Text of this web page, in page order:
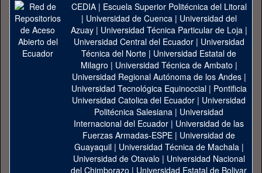
CEDIA| Escuela Superior Politécnica del Litoral
| Universidad de Cuenca| Universidad del
Azuay| Universidad Técnica Particular de Loja|
Universidad Central del Ecuador| Universidad
Técnica del Norte | Universidad Estatal de
Milagro | Universidad Técnica de Ambato |
Universidad Regional Autónoma de los Andes|
Universidad Tecnológica Equinoccial| Pontificia
Universidad Catolica del Ecuador | Universidad
Politécnica Salesiana | Universidad
Internacional del Ecuador | Universidad de las
Fuerzas Armadas-ESPE | Universidad de
Guayaquil| Universidad Técnica de Machala|
Universidad de Otavalo | Universidad Nacional
del Chimborazo | Universidad Estatal de Bolivar